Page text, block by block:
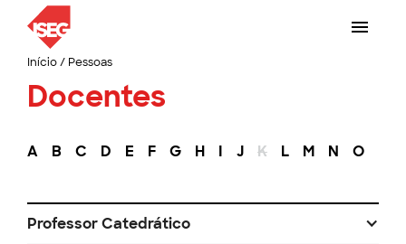
Início/ Pessoas
Docentes
A B C D E F G H I J K L M N O
Professor Catedrático